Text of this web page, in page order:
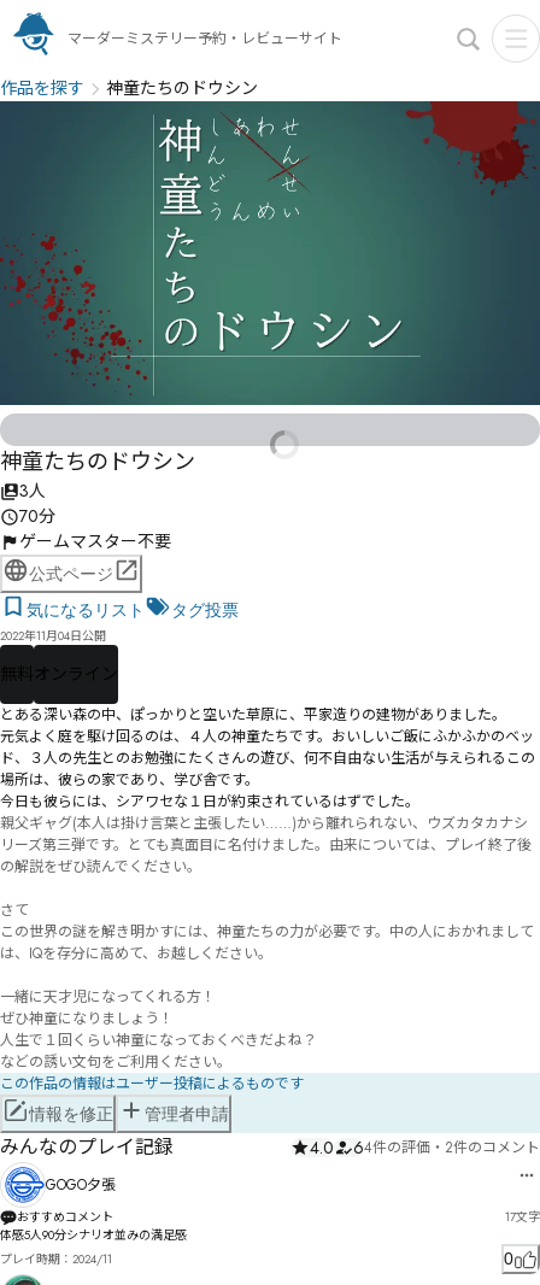
マーダーミステリー予約・レビューサイト
作品を探す 神童たちのドウシン
神童たちのドウシン
3人
70分
ゲームマスター不要
公式ページ
気になるリスト
タグ投票
2022年11月04日公開
無料 オンライン
とある深い森の中、ぽっかりと空いた草原に、平家造りの建物がありました。
元気よく庭を駆け回るのは、４人の神童たちです。おいしいご飯にふかふかのベッ
ド、３人の先生とのお勉強にたくさんの遊び、何不自由ない生活が与えられるこの
場所は、彼らの家であり、学び舎です。
今日も彼らには、シアワセな１日が約束されているはずでした――。
親父ギャグ(本人は掛け言葉と主張したい……)から離れられない、ウズカタカナシ
リーズ第三弾です。とても真面目に名付けました。由来については、プレイ終了後
の解説をぜひ読んでください。
さて――
この世界の謎を解き明かすには、神童たちの力が必要です。中の人におかれまして
は、IQを存分に高めて、お越しください。
一緒に天才児になってくれる方！
ぜひ神童になりましょう！
人生で１回くらい神童になっておくべきだよね？
などの誘い文句をご利用ください。
この作品の情報はユーザー投稿によるものです
情報を修正 管理者申請
みんなのプレイ記録 4.0 64件の評価 ・ 2件のコメント
GOGO夕張
おすすめコメント 17文字
体感5人90分シナリオ並みの満足感
プレイ時期： 2024/11 0